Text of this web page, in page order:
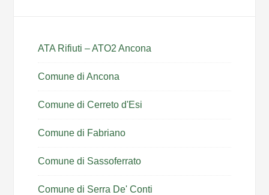
ATA Rifiuti – ATO2 Ancona
Comune di Ancona
Comune di Cerreto d'Esi
Comune di Fabriano
Comune di Sassoferrato
Comune di Serra De' Conti